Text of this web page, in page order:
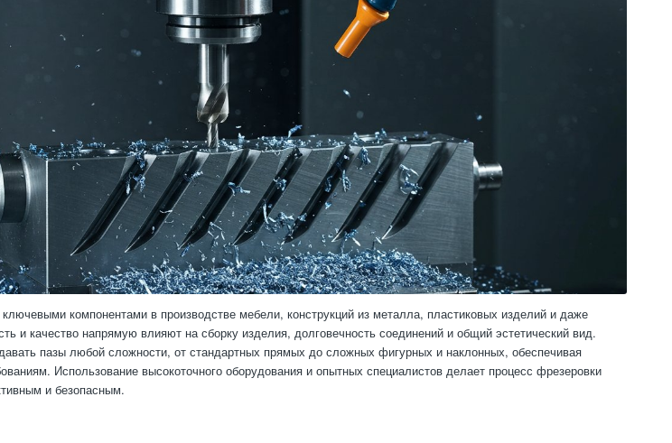
компонентами в производстве мебели, конструкций из металла, пластиковых изделий и даже
и качество напрямую влияют на сборку изделия, долговечность соединений и общий эстетический вид.
пазы любой сложности, от стандартных прямых до сложных фигурных и наклонных, обеспечивая
Использование высокоточного оборудования и опытных специалистов делает процесс фрезеровки
и безопасным.